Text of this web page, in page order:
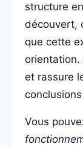
structure en
découvert,
que cette
orientation.
et rassure
Vous